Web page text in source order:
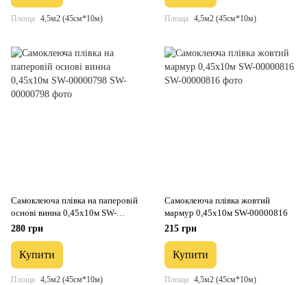
Площа 4,5м2 (45см*10м) Площа 4,5м2 (45см*10м)
Самоклеюча плівка на паперовій
основі винна 0,45х10м SW-
00000798
280 грн
Купити
Площа 4,5м2 (45см*10м)
Самоклеюча плівка жовтий
мармур 0,45х10м SW-00000816
215 грн
Купити
Площа 4,5м2 (45см*10м)